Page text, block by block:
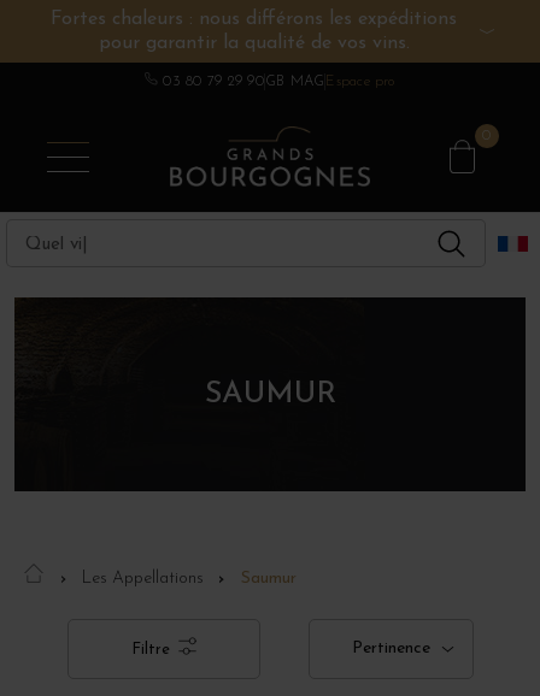
Fortes chaleurs : nous différons les expéditions
pour garantir la qualité de vos vins.
03 80 79 29 90GB MAG Espace pro
0
VINS DE BOURGOGNE
CHAMPAGNE
AUTRES RÉGIONS
SPIRITUEUX
DOMAINES
SAUMUR
Les Appellations Saumur
Filtre Pertinence